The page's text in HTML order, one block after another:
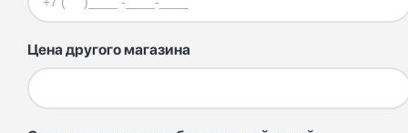
Цена другого магазина